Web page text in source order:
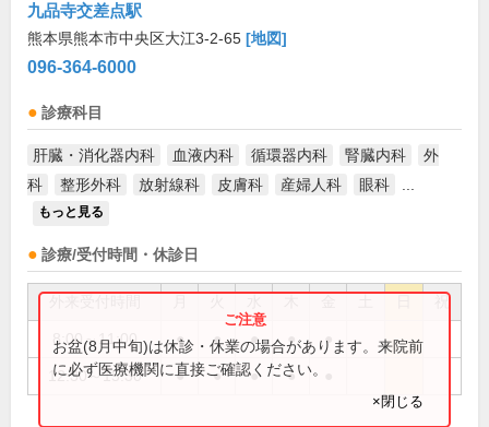
九品寺交差点駅
熊本県熊本市中央区大江3-2-65 [地図]
096-364-6000
診療科目
肝臓・消化器内科 血液内科 循環器内科 腎臓内科
外
科
整形外科 放射線科 皮膚科 産婦人科 眼科
もっと見る
診療/受付時間・休診日
祝
8:00～11:00 ● ● ● ● ●
12:30～15:30 ● ● ● ●
お盆(8月中旬)は休診・休業の場合があります。来院前
に必ず医療機関に直接ご確認ください。
×閉じる